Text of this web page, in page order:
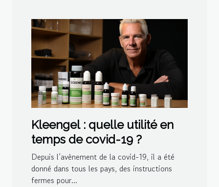
Kleengel : quelle utilité en
temps de covid-19 ?
Depuis l’avènement de la covid-19, il a été
donné dans tous les pays, des instructions
fermes pour...